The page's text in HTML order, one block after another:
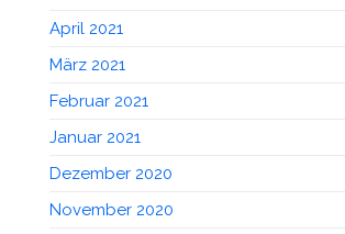
April 2021
März 2021
Februar 2021
Januar 2021
Dezember 2020
November 2020